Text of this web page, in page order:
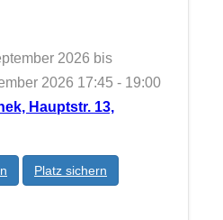
2026 bis
2026 17:45 - 19:00
Hauptstr. 13,
Platz sichern